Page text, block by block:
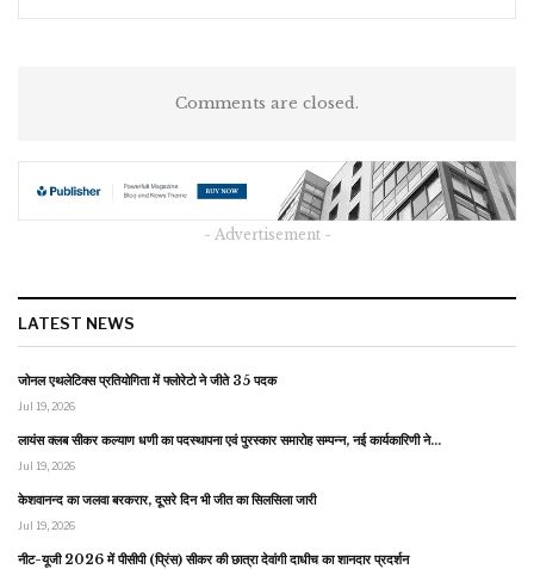
Comments are closed.
- Advertisement -
LATEST NEWS
जोनल एथलेटिक्स प्रतियोगिता में फ्लोरेटो ने जीते 35 पदक
Jul 19, 2026
लायंस क्लब सीकर कल्याण धणी का पदस्थापना एवं पुरस्कार समारोह सम्पन्न, नई कार्यकारिणी ने…
Jul 19, 2026
केशवानन्द का जलवा बरकरार, दूसरे दिन भी जीत का सिलसिला जारी
Jul 19, 2026
नीट-यूजी 2026 में पीसीपी (प्रिंस) सीकर की छात्रा देवांगी दाधीच का शानदार प्रदर्शन